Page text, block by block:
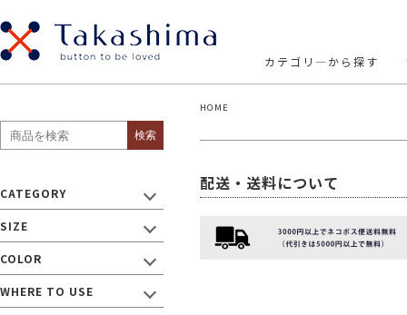
カテゴリ―から探す
貝ボタン
ウッドボタン
ビジューボタン
SIZE
・ボタン
10mm
17mm
～18mm
19mm
～21mm
・リボン/テープ
HOME
配送・送料について
検索
CATEGORY
SIZE
COLOR
WHERE TO USE